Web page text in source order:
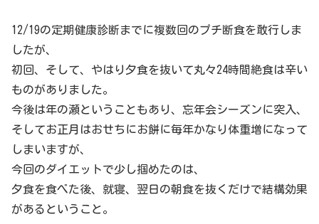
12/19の定期健康診断までに複数回のプチ断食を敢行しま
したが、
初回、そして、やはり夕食を抜いて丸々24時間絶食は辛い
ものがありました。
今後は年の瀬ということもあり、忘年会シーズンに突入、
そしてお正月はおせちにお餅に毎年かなり体重増になって
しまいますが、
今回のダイエットで少し掴めたのは、
夕食を食べた後、就寝、翌日の朝食を抜くだけで結構効果
があるということ。